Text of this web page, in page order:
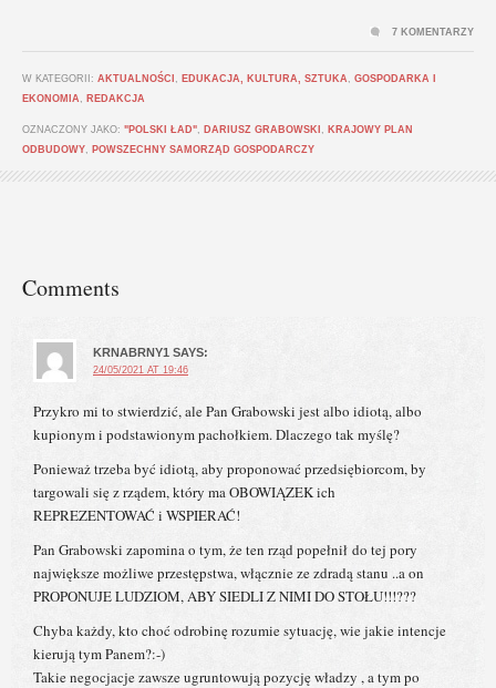
W KATEGORII: AKTUALNOŚCI EDUKACJA, KULTURA, SZTUKA
GOSPODARKA I
EKONOMIA
REDAKCJA
OZNACZONY JAKO: "POLSKI ŁAD" DARIUSZ GRABOWSKI
KRAJOWY PLAN
ODBUDOWY
POWSZECHNY SAMORZĄD GOSPODARCZY
7 KOMENTARZY
Comments
KRNABRNY1 SAYS:
24/05/2021 AT 19:46
Przykro mi to stwierdzić, ale Pan Grabowski jest albo idiotą, albo
kupionym i podstawionym pachołkiem. Dlaczego tak myślę?
Ponieważ trzeba być idiotą, aby proponować przedsiębiorcom, by
targowali się z rządem, który ma OBOWIĄZEK ich
REPREZENTOWAĆ i WSPIERAĆ!
Pan Grabowski zapomina o tym, że ten rząd popełnił do tej pory
największe możliwe przestępstwa, włącznie ze zdradą stanu ..a on
PROPONUJE LUDZIOM, ABY SIEDLI Z NIMI DO STOŁU!!!???
Chyba każdy, kto choć odrobinę rozumie sytuację, wie jakie intencje
kierują tym Panem?:-)
Takie negocjacje zawsze ugruntowują pozycję władzy , a tym po